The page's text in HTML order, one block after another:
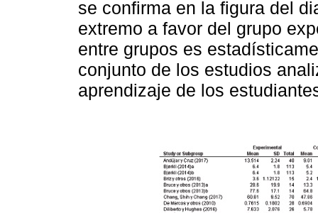
se confirma en la figura del
extremo a favor del grupo
entre grupos es
conjunto de los estudios
aprendizaje de los